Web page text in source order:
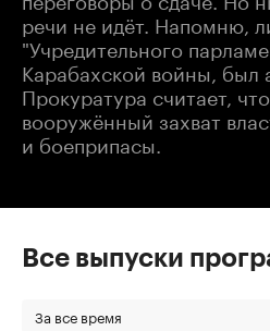
речи не идёт. Напомню,
"Учредительного
Карабахской войны, был
Прокуратура считает,
вооружённый захват
и боеприпасы.
Все выпуски
За все время